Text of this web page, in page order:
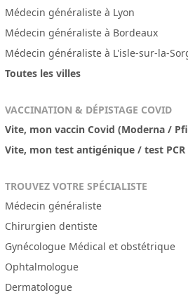
Médecin généraliste à Lyon
Médecin généraliste à Bordeaux
Médecin généraliste à L'isle-sur-la-
Toutes les villes
VACCINATION & DÉPISTAGE COVID
Vite, mon vaccin Covid (Moderna /
Vite, mon test antigénique / test PCR
TROUVEZ VOTRE SPÉCIALISTE
Médecin généraliste
Chirurgien dentiste
Gynécologue Médical et obstétrique
Ophtalmologue
Dermatologue